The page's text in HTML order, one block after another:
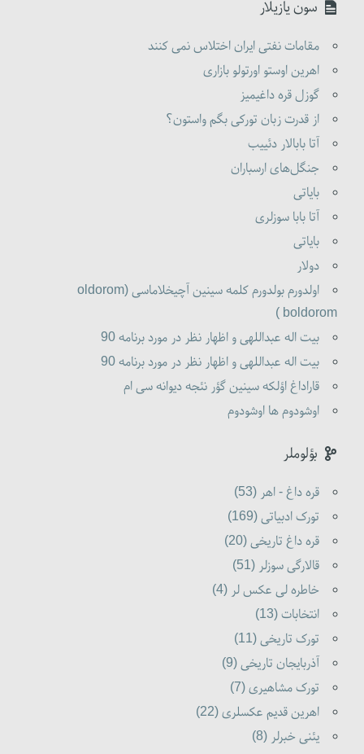
سون یازیلار
مقامات نفتی ایران اختلاس نمی کنند
اهرین اوستو اورتولو بازاری
گوزل قره داغیمیز
از قدرت زبان تورکی بگم واستون؟
آتا بابالار دئییب
جنگل‌های ارسباران
بایاتی
آتا بابا سوزلری
بایاتی
دولار
اولدورم بولدورم کلمه سینین آچیخلاماسی (oldorom
boldorom )
بیت اله عبداللهی و اظهار نظر در مورد برنامه 90
بیت اله عبداللهی و اظهار نظر در مورد برنامه 90
قاراداغ اؤلکه سینین گؤر نئجه دیوانه سی ام
اوشودوم ها اوشودوم
بؤلوملر
قره داغ - اهر (53)
تورک ادبیاتی (169)
قره داغ تاریخی (20)
قالارگی سوزلر (51)
خاطره لی عکس لر (4)
انتخابات (13)
تورک تاریخی (11)
آذربایجان تاریخی (9)
تورک مشاهیری (7)
اهرین قدیم عکسلری (22)
یئنی خبرلر (8)